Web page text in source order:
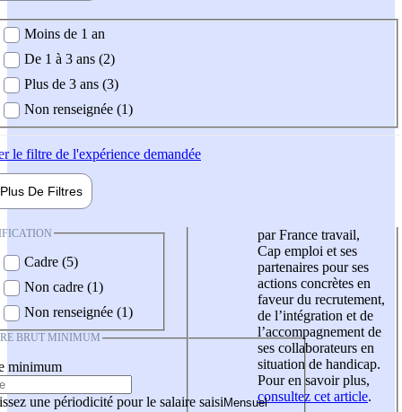
demandée
Moins de 1 an
De 1 à 3 ans (2)
Plus de 3 ans (3)
Non renseignée (1)
le filtre de l'expérience demandée
Plus De Filtres
Cadre (5)
Non cadre (1)
Non renseignée (1)
BRUT MINIMUM
minimum
une périodicité pour le salaire saisi
par France travail,
Cap emploi et ses
partenaires pour ses
actions concrètes en
faveur du recrutement,
de l’intégration et de
l’accompagnement de
ses collaborateurs en
situation de handicap.
Pour en savoir plus,
consultez cet article.